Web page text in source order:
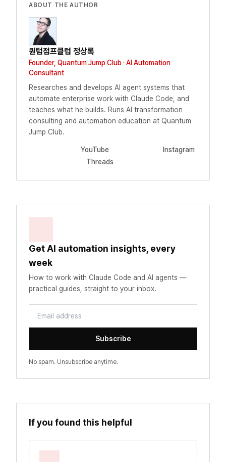
ABOUT THE AUTHOR
퀀텀점프클럽 정상록
Founder, Quantum Jump Club · AI Automation
Consultant
Researches and develops AI agent systems that
automate enterprise work with Claude Code, and
teaches what he builds. Runs AI transformation
consulting and automation education at Quantum
Jump Club.
YouTube
Instagram
Threads
Get AI automation insights, every
week
How to work with Claude Code and AI agents —
practical guides, straight to your inbox.
Subscribe
No spam. Unsubscribe anytime.
If you found this helpful